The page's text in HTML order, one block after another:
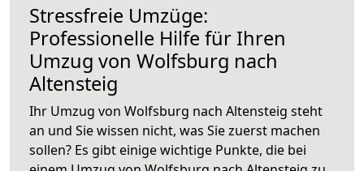
Stressfreie Umzüge:
Professionelle Hilfe für Ihren
Umzug von Wolfsburg nach
Altensteig
Ihr Umzug von Wolfsburg nach Altensteig steht
an und Sie wissen nicht, was Sie zuerst machen
sollen? Es gibt einige wichtige Punkte, die bei